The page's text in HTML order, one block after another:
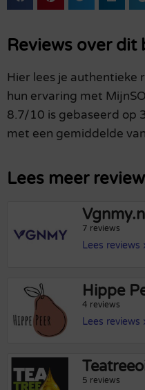
Reviews over dit
Hier lees je authentieke
hun ervaring met
8.7/10 is gebaseerd op
met een gemiddelde
Lees meer
7 reviews
Lees reviews
Hippe
4 reviews
Lees reviews
5 reviews